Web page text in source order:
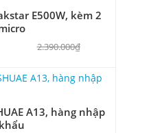
E500W, kèm 2
2.390.000₫
A13, hàng nhập
khẩu